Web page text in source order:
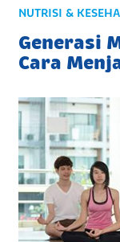
NUTRISI &
Generasi
Cara